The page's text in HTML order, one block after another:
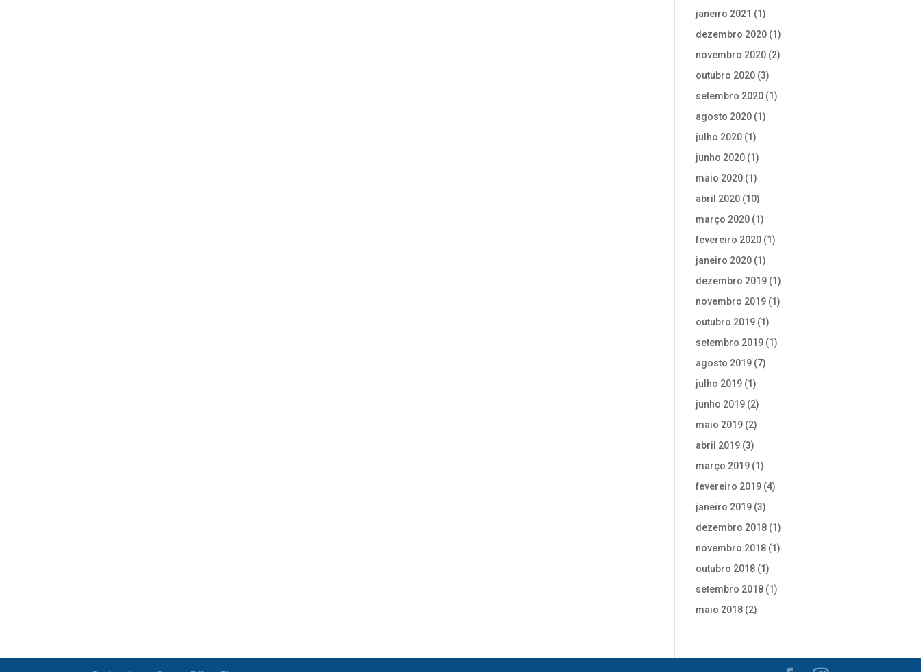
janeiro 2021 (1)
dezembro 2020 (1)
novembro 2020 (2)
outubro 2020 (3)
setembro 2020 (1)
agosto 2020 (1)
julho 2020 (1)
junho 2020 (1)
maio 2020 (1)
abril 2020 (10)
março 2020 (1)
fevereiro 2020 (1)
janeiro 2020 (1)
dezembro 2019 (1)
novembro 2019 (1)
outubro 2019 (1)
setembro 2019 (1)
agosto 2019 (7)
julho 2019 (1)
junho 2019 (2)
maio 2019 (2)
abril 2019 (3)
março 2019 (1)
fevereiro 2019 (4)
janeiro 2019 (3)
dezembro 2018 (1)
novembro 2018 (1)
outubro 2018 (1)
setembro 2018 (1)
maio 2018 (2)